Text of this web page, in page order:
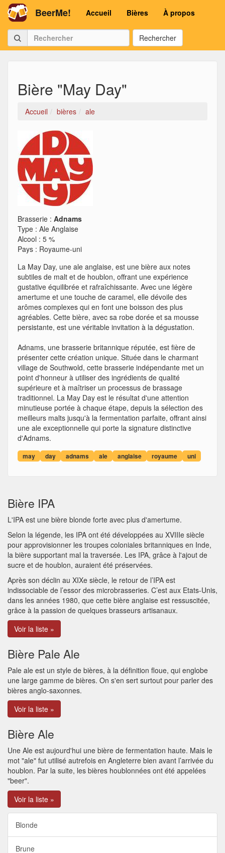
BeerMe! Accueil Bières À propos
Rechercher
Bière "May Day"
Accueil bières ale
Brasserie : Adnams
Type : Ale Anglaise
Alcool : 5 %
Pays : Royaume-uni
La May Day, une ale anglaise, est une bière aux notes
subtiles de malt et de houblon, offrant une expérience
gustative équilibrée et rafraîchissante. Avec une légère
amertume et une touche de caramel, elle dévoile des
arômes complexes qui en font une boisson des plus
agréables. Cette bière, avec sa robe dorée et sa mousse
persistante, est une véritable invitation à la dégustation.
Adnams, une brasserie britannique réputée, est fière de
présenter cette création unique. Située dans le charmant
village de Southwold, cette brasserie indépendante met un
point d'honneur à utiliser des ingrédients de qualité
supérieure et à maîtriser un processus de brassage
traditionnel. La May Day est le résultat d'une attention
minutieuse portée à chaque étape, depuis la sélection des
meilleurs malts jusqu'à la fermentation parfaite, offrant ainsi
une ale exceptionnelle qui porte la signature distinctive
d'Adnams.
may day adnams ale anglaise royaume uni
Bière IPA
L'IPA est une bière blonde forte avec plus d'amertume.
Selon la légende, les IPA ont été développées au XVIIIe siècle
pour approvisionner les troupes coloniales britanniques en Inde,
la bière supportant mal la traversée. Les IPA, grâce à l'ajout de
sucre et de houblon, auraient été préservées.
Après son déclin au XIXe siècle, le retour de l’IPA est
indissociable de l’essor des microbrasseries. C’est aux Etats-Unis,
dans les années 1980, que cette bière anglaise est ressuscitée,
grâce à la passion de quelques brasseurs artisanaux.
Voir la liste »
Bière Pale Ale
Pale ale est un style de bières, à la définition floue, qui englobe
une large gamme de bières. On s'en sert surtout pour parler des
bières anglo-saxonnes.
Voir la liste »
Bière Ale
Une Ale est aujourd'hui une bière de fermentation haute. Mais le
mot "ale" fut utilisé autrefois en Angleterre bien avant l’arrivée du
houblon. Par la suite, les bières houblonnées ont été appelées
"beer".
Voir la liste »
Blonde
Brune